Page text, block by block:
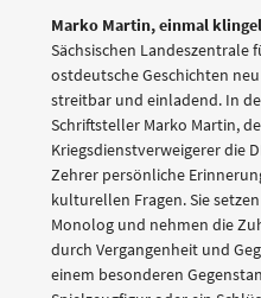
Marko Martin, einmal
Sächsischen Landeszentrale
ostdeutsche Geschichten
streitbar und einladend. In
Schriftsteller Marko Martin,
Kriegsdienstverweigerer die
Zehrer persönliche
kulturellen Fragen. Sie
Monolog und nehmen die
durch Vergangenheit und
einem besonderen